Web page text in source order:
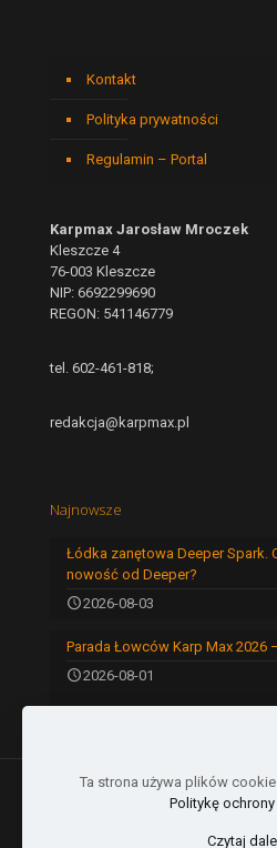
Kontakt
Polityka prywatności
Regulamin – Portal
Karpmax Jarosław Mroczek
Kleszcze 4
76-003 Kleszcze
NIP: 6692299690
REGON: 541146779
tel. 602-461-818;
redakcja@karpmax.pl
Najnowsze
Łódka zanętowa Deeper Spark.
nowość od Deeper?
2026-08-03
Parada Łowców Karp Max 2026
2026-08-01
Ta strona używa plików
Politykę
Czytaj